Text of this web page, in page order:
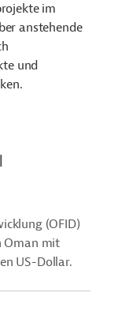
im
anstehende
und
(OFID)
Oman mit
US-Dollar.